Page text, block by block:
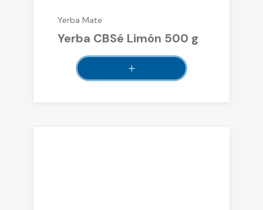
Yerba Mate
Yerba CBSé Limón 500 g